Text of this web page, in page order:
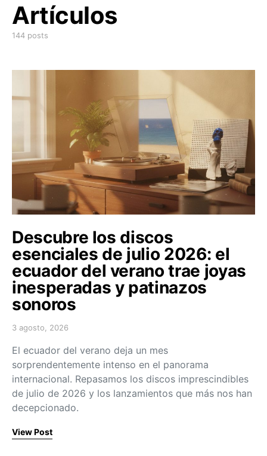
Artículos
144 posts
Descubre los discos
esenciales de julio 2026: el
ecuador del verano trae joyas
inesperadas y patinazos
sonoros
Posted on
3 agosto, 2026
El ecuador del verano deja un mes
sorprendentemente intenso en el panorama
internacional. Repasamos los discos imprescindibles
de julio de 2026 y los lanzamientos que más nos han
decepcionado.
View Post